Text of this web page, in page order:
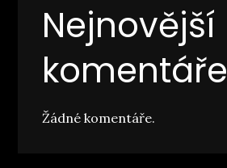
Nejnovější
komentáře
Žádné komentáře.